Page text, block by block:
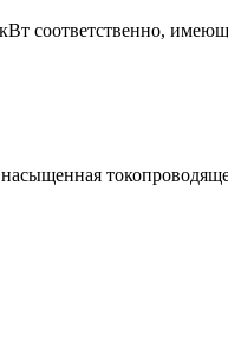
соответственно,